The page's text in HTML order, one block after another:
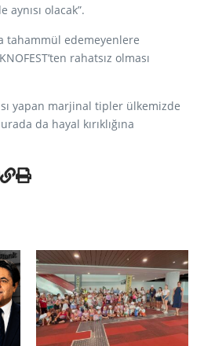
aynısı olacak”.
tahammül edemeyenlere
rahatsız olması
yapan marjinal tipler ülkemizde
da hayal kırıklığına